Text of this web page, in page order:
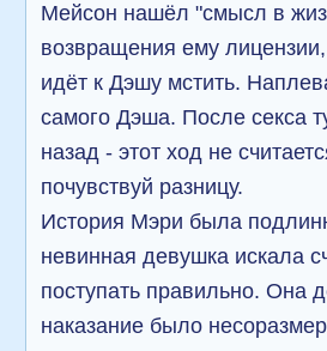
Мейсон нашёл "смысл в
возвращения ему
идёт к Дэшу мстить.
самого Дэша. После секса
назад - этот ход не
почувствуй разницу.
История Мэри была
невинная девушка искала
поступать правильно. Она
наказание было